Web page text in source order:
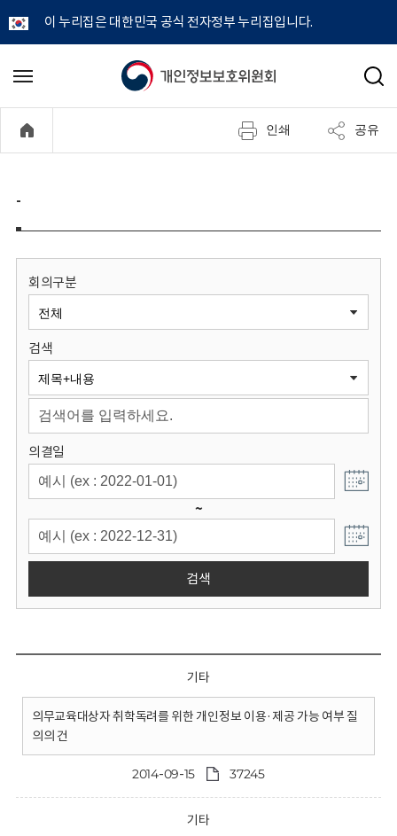
이 누리집은 대한민국 공식 전자정부 누리집입니다.
개
정
보
원
회
메
기
검
인쇄 공유
-
회의구분
검색
의결일
~
검색
기타
의무교육대상자 취학독려를 위한 개인정보 이용·제공 가능 여부 질
의의 건
2014-09-15 37245
기타